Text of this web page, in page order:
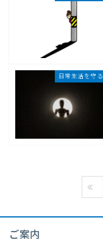
日常生活を守る
ご案内